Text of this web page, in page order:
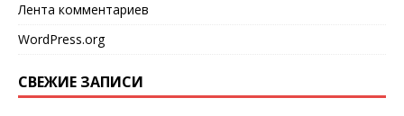
Лента комментариев
WordPress.org
СВЕЖИЕ ЗАПИСИ